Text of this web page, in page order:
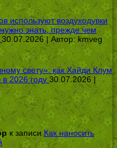
используют воздуходувки
знать, прежде чем
30.07.2026 | Автор:kmveg
свету»: как Хайди Клум
2026 году 30.07.2026 |
к записи Как наносить